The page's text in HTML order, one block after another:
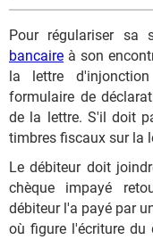
Pour régulariser sa
bancaire à son
la lettre
formulaire de
de la lettre. S'il doit
timbres fiscaux sur la
Le débiteur doit
chèque impayé
débiteur l'a payé par
où figure l'écriture du